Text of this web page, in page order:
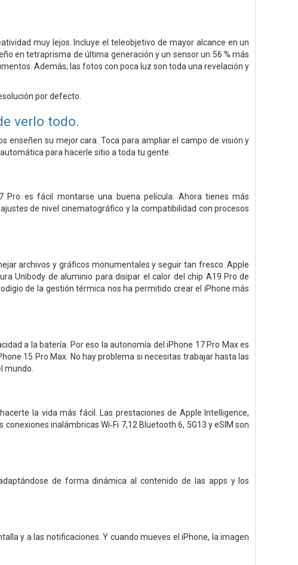
muy lejos. Incluye el teleobjetivo de mayor alcance en un
en tetraprisma de última generación y un sensor un 56 % más
Además, las fotos con poca luz son toda una revelación y
por defecto.
verlo todo.
enseñen su mejor cara. Toca para ampliar el campo de visión y
para hacerle sitio a toda tu gente.
Pro es fácil montarse una buena película. Ahora tienes más
de nivel cinematográfico y la compatibilidad con procesos
archivos y gráficos monumentales y seguir tan fresco. Apple
Unibody de aluminio para disipar el calor del chip A19 Pro de
de la gestión térmica nos ha permitido crear el iPhone más
a la batería. Por eso la autonomía del iPhone 17 Pro Max es
15 Pro Max. No hay problema si necesitas trabajar hasta las
mundo.
la vida más fácil. Las prestaciones de Apple Intelligence,
inalámbricas Wi‑Fi 7,12 Bluetooth 6, 5G13 y eSIM son
de forma dinámica al contenido de las apps y los
y a las notificaciones. Y cuando mueves el iPhone, la imagen